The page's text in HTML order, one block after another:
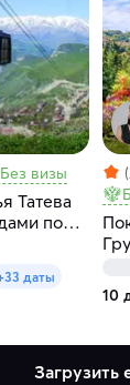
Без визы
Татева
по
даты
10
Загрузить